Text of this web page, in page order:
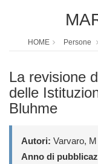
HOME Persone
La revisione
delle
Bluhme
Autori: Varvaro, M
Anno di